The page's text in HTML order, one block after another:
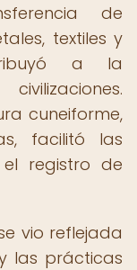
de
textiles y
a la
cuneiforme,
facilitó las
el registro de
vio reflejada
las prácticas